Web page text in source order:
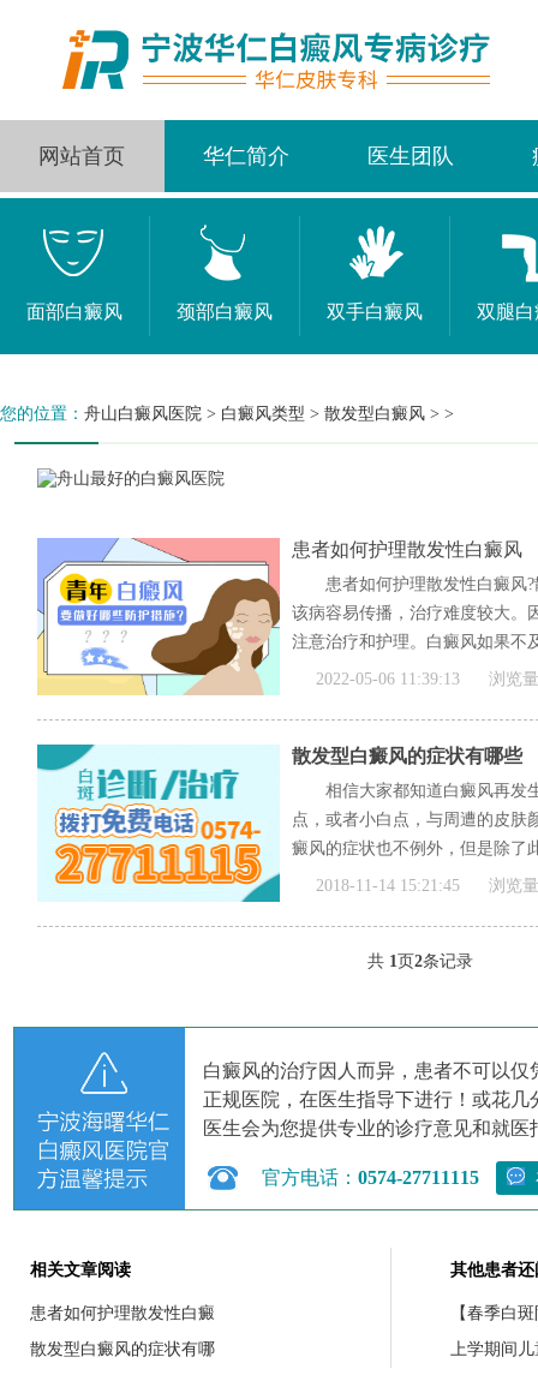
网站首页 华仁简介 医生团队
面部白癜风 颈部白癜风 双手白癜风 双腿
您的位置： 舟山白癜风医院 > 白癜风类型 > 散发型白癜风 > >
患者如何护理散发性白癜风
患者如何护理散发性白癜风
该病容易传播，治疗难度较大。
注意治疗和护理。白癜风如果不
[全文]
2022-05-06 11:39:13 浏览
散发型白癜风的症状有哪些
相信大家都知道白癜风再发
点，或者小白点，与周遭的皮肤
癜风的症状也不例外，但是除了
显...[全文]
2018-11-14 15:21:45 浏览
共 1页2条记录
白癜风的治疗因人而异，患者不可以
正规医院，在医生指导下进行！或花
医生会为您提供专业的诊疗意见和就医
官方电话： 0574-27711115
相关文章阅读
患者如何护理散发性白癜
散发型白癜风的症状有哪
其他患者
【春季白
上学期间